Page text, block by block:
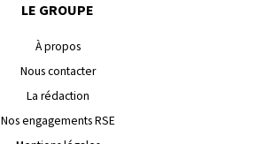
LE GROUPE
À propos
Nous contacter
La rédaction
Nos engagements RSE